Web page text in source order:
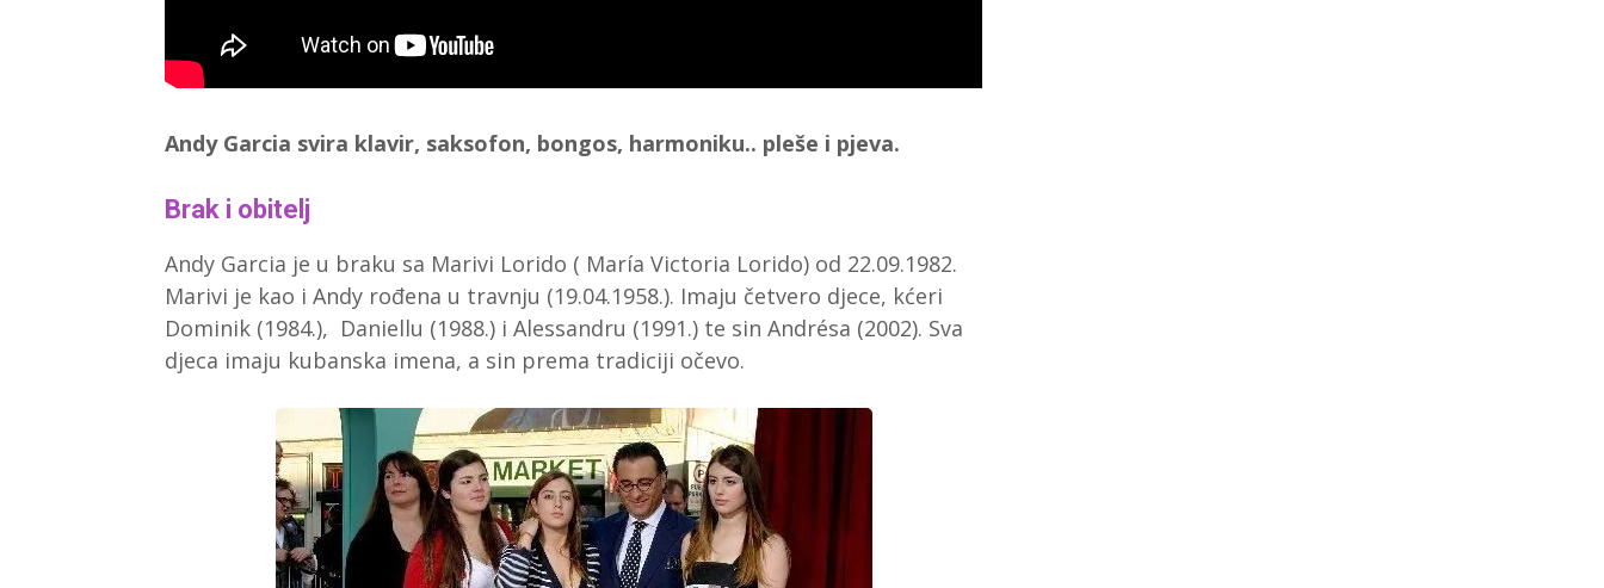
Andy Garcia svira klavir, saksofon, bongos, harmoniku.. pleše i pjeva.
Brak i obitelj
Andy Garcia je u braku sa Marivi Lorido ( María Victoria Lorido) od 22.09.1982.
Marivi je kao i Andy rođena u travnju (19.04.1958.). Imaju četvero djece, kćeri
Dominik (1984.), Daniellu (1988.) i Alessandru (1991.) te sin Andrésa (2002). Sva
djeca imaju kubanska imena, a sin prema tradiciji očevo.